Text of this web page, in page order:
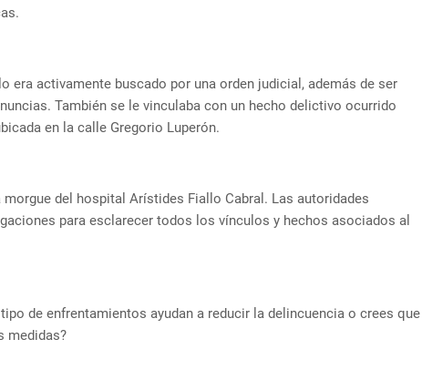
era activamente buscado por una orden judicial, además de ser
También se le vinculaba con un hecho delictivo ocurrido
en la calle Gregorio Luperón.
morgue del hospital Arístides Fiallo Cabral. Las autoridades
para esclarecer todos los vínculos y hechos asociados al
de enfrentamientos ayudan a reducir la delincuencia o crees que
medidas?